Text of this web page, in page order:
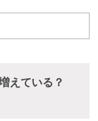
えている？